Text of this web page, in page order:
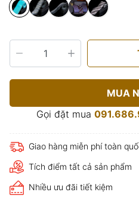
MUA
Gọi đặt mua
Giao hàng miễn phí toàn
Tích điểm tất cả sản phẩm
Nhiều ưu đãi tiết kiệm